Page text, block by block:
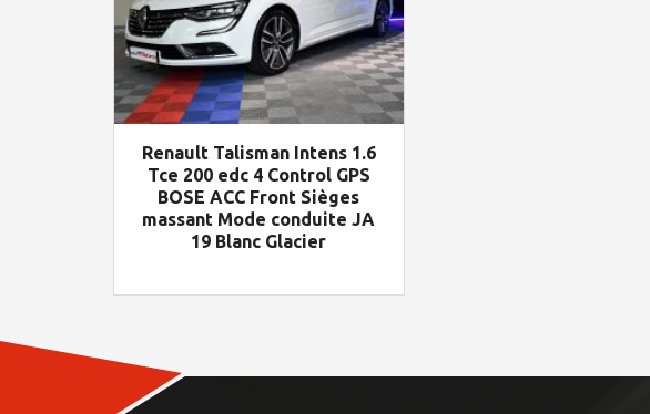
Renault Talisman Intens 1.6
Tce 200 edc 4 Control GPS
BOSE ACC Front Sièges
massant Mode conduite JA
19 Blanc Glacier